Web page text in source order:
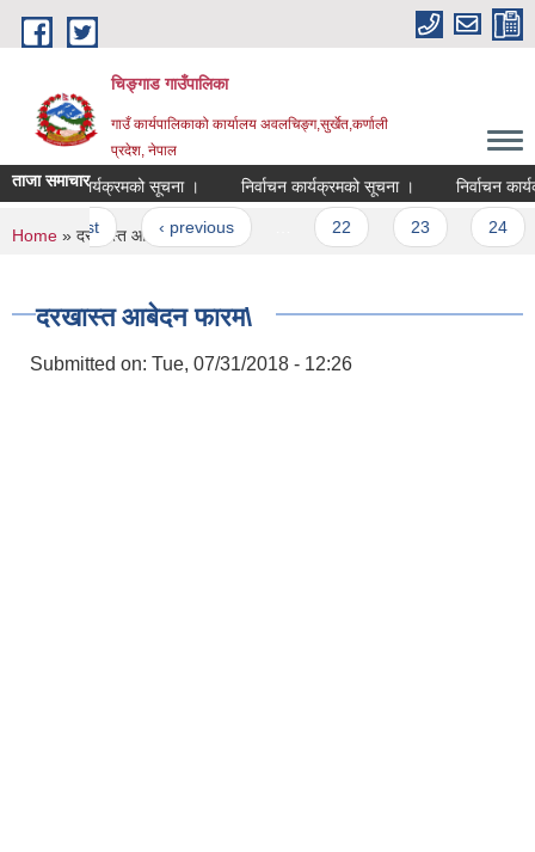
Skip to main content
चिङ्गाड गाउँपालिका
गाउँ कार्यपालिकाको कार्यालय अवलचिङ्ग,सुर्खेत,कर्णाली
प्रदेश, नेपाल
ताजा समाचारकार्यक्रमको सूचना । निर्वाचन कार्यक्रमको सूचना । निर्वाचन
« first ‹ previous
You are here
Home » दरखास्त आबेदन फारम\
दरखास्त आबेदन फारम\
Submitted on: Tue, 07/31/2018 - 12:26